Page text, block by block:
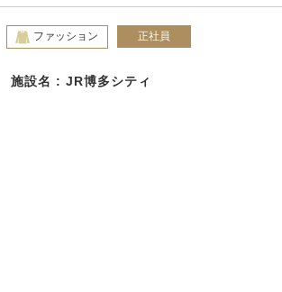
ファッション 正社員
施設名 : JR博多シティ